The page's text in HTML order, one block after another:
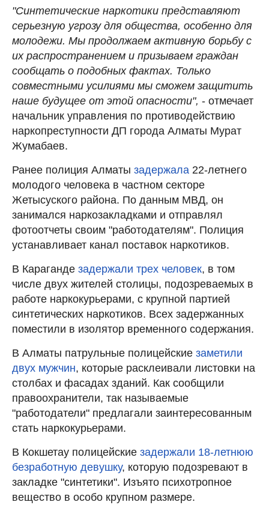
"Синтетические наркотики представляют
серьезную угрозу для общества, особенно для
молодежи. Мы продолжаем активную борьбу с
их распространением и призываем граждан
сообщать о подобных фактах. Только
совместными усилиями мы сможем защитить
наше будущее от этой опасности", - отмечает
начальник управления по противодействию
наркопреступности ДП города Алматы Мурат
Жумабаев.
Ранее полиция Алматы задержала 22-летнего
молодого человека в частном секторе
Жетысуского района. По данным МВД, он
занимался наркозакладками и отправлял
фотоотчеты своим "работодателям". Полиция
устанавливает канал поставок наркотиков.
В Караганде задержали трех человек, в том
числе двух жителей столицы, подозреваемых в
работе наркокурьерами, с крупной партией
синтетических наркотиков. Всех задержанных
поместили в изолятор временного содержания.
В Алматы патрульные полицейские заметили
двух мужчин, которые расклеивали листовки на
столбах и фасадах зданий. Как сообщили
правоохранители, так называемые
"работодатели" предлагали заинтересованным
стать наркокурьерами.
В Кокшетау полицейские задержали 18-летнюю
безработную девушку, которую подозревают в
закладке "синтетики". Изъято психотропное
вещество в особо крупном размере.